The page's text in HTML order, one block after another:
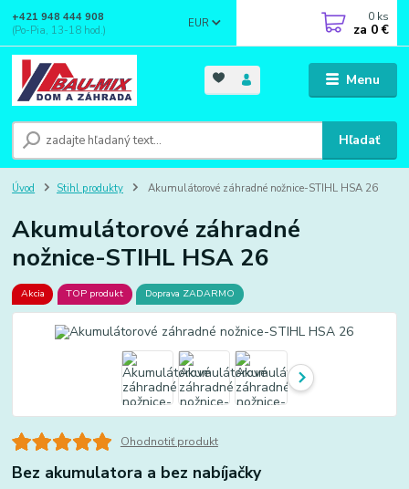
Menu
EUR
Hľadať
+421 948 444 908
(Po-Pia, 13-18 hod.)
0 ks
za 0 €
Úvod Stihl produkty Akumulátorové záhradné nožnice-STIHL HSA 26
Akumulátorové záhradné
nožnice-STIHL HSA 26
Akcia TOP produkt Doprava ZADARMO
Ohodnotiť produkt
Bez akumulatora a bez nabíjačky